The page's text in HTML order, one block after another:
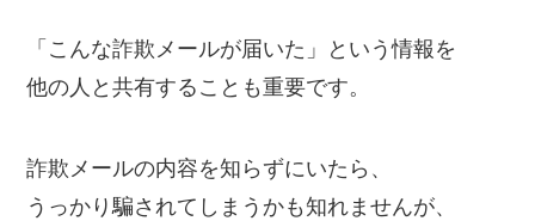
「こんな詐欺メールが届いた」という情報を
他の人と共有することも重要です。
詐欺メールの内容を知らずにいたら、
うっかり騙されてしまうかも知れませんが、